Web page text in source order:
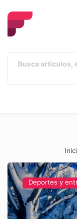
Deportes y